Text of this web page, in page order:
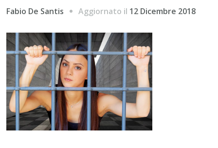
Fabio De Santis Aggiornato il 12 Dicembre 2018